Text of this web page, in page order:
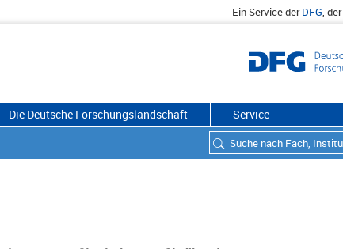
Ein Service derDFG, der
Die Deutsche Forschungslandschaft Service